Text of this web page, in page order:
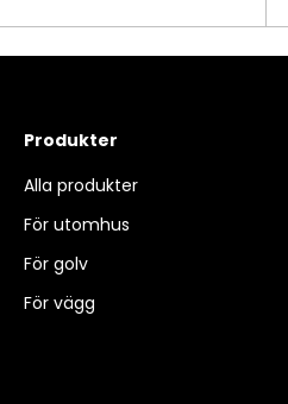
Produkter
Alla produkter
För utomhus
För golv
För vägg